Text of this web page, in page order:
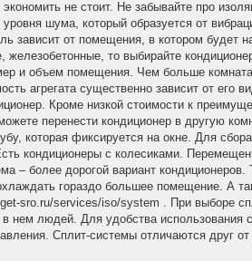
экономить не стоит. Не забывайте про
уровня шума, который образуется от
зависит от помещения, в котором будет
железобетонные, то выбирайте
и объем помещения. Чем больше
агрегата существенно зависит от
Кроме низкой стоимости к
перенести кондиционер в другую
которая фиксируется на окне. Для
кондиционеры с колесиками.
– более дорогой вариант
гораздо большее помещение. А
sro.ru/services/iso/system . При выборе
нем людей. Для удобства использования
Сплит-системы отличаются друг